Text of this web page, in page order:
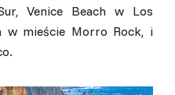
Venice Beach w Los
w mieście Morro Rock, i